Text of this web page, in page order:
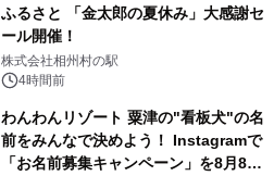
ふるさと 「金太郎の夏休み」大感謝セ
ール開催！
株式会社相州村の駅
4時間前
わんわんリゾート 粟津の"看板犬"の名
前をみんなで決めよう！ Instagramで
「お名前募集キャンペーン」を8月8日